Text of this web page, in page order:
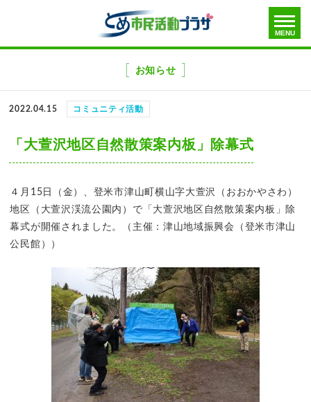
ニ
ば
す
toggle
menu
MENU
お知らせ
2022.04.15 コミュニティ活動
「大萱沢地区自然散策案内板」除幕式
４月15日（金）、登米市津山町横山字大萱沢（おおかやさわ）
地区（大萱沢渓流公園内）で「大萱沢地区自然散策案内板」除
幕式が開催されました。（主催：津山地域振興会（登米市津山
公民館））